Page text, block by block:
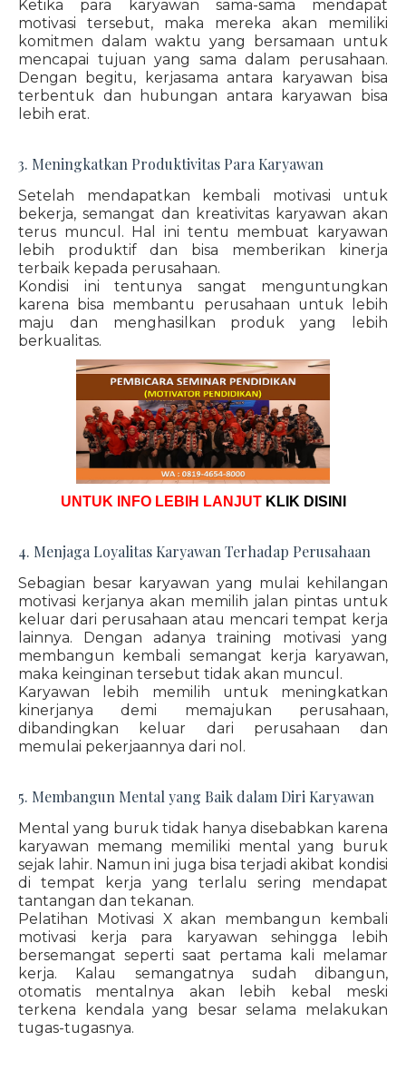
Ketika para karyawan sama-sama mendapat
motivasi tersebut, maka mereka akan memiliki
komitmen dalam waktu yang bersamaan untuk
mencapai tujuan yang sama dalam perusahaan.
Dengan begitu, kerjasama antara karyawan bisa
terbentuk dan hubungan antara karyawan bisa
lebih erat.
3. Meningkatkan Produktivitas Para Karyawan
Setelah mendapatkan kembali motivasi untuk
bekerja, semangat dan kreativitas karyawan akan
terus muncul. Hal ini tentu membuat karyawan
lebih produktif dan bisa memberikan kinerja
terbaik kepada perusahaan.
Kondisi ini tentunya sangat menguntungkan
karena bisa membantu perusahaan untuk lebih
maju dan menghasilkan produk yang lebih
berkualitas.
UNTUK INFO LEBIH LANJUT KLIK DISINI
4. Menjaga Loyalitas Karyawan Terhadap Perusahaan
Sebagian besar karyawan yang mulai kehilangan
motivasi kerjanya akan memilih jalan pintas untuk
keluar dari perusahaan atau mencari tempat kerja
lainnya. Dengan adanya training motivasi yang
membangun kembali semangat kerja karyawan,
maka keinginan tersebut tidak akan muncul.
Karyawan lebih memilih untuk meningkatkan
kinerjanya demi memajukan perusahaan,
dibandingkan keluar dari perusahaan dan
memulai pekerjaannya dari nol.
5. Membangun Mental yang Baik dalam Diri Karyawan
Mental yang buruk tidak hanya disebabkan karena
karyawan memang memiliki mental yang buruk
sejak lahir. Namun ini juga bisa terjadi akibat kondisi
di tempat kerja yang terlalu sering mendapat
tantangan dan tekanan.
Pelatihan Motivasi X akan membangun kembali
motivasi kerja para karyawan sehingga lebih
bersemangat seperti saat pertama kali melamar
kerja. Kalau semangatnya sudah dibangun,
otomatis mentalnya akan lebih kebal meski
terkena kendala yang besar selama melakukan
tugas-tugasnya.